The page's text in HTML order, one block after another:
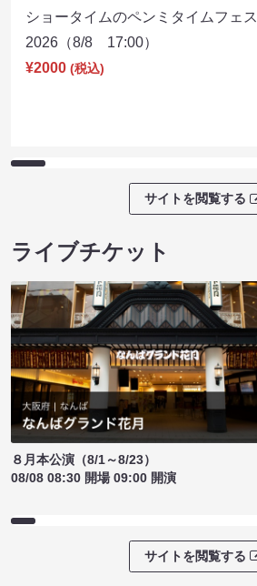
ショータイムのペンミタイムフェス
2026（8/8 17:00）
¥2000 (税込)
サイトを閲覧する
ライブチケット
８月本公演（8/1～8/23）
08/08 08:30 開場 09:00 開演
サイトを閲覧する